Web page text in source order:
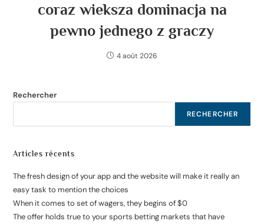
coraz wieksza dominacja na
pewno jednego z graczy
4 août 2026
Rechercher
RECHERCHER
Articles récents
The fresh design of your app and the website will make it really an
easy task to mention the choices
When it comes to set of wagers, they begins of $0
The offer holds true to your sports betting markets that have